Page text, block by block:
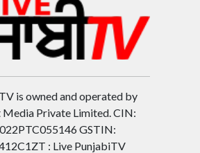
is owned and operated by
Media Private Limited. CIN:
GSTIN:
: Live PunjabiTV